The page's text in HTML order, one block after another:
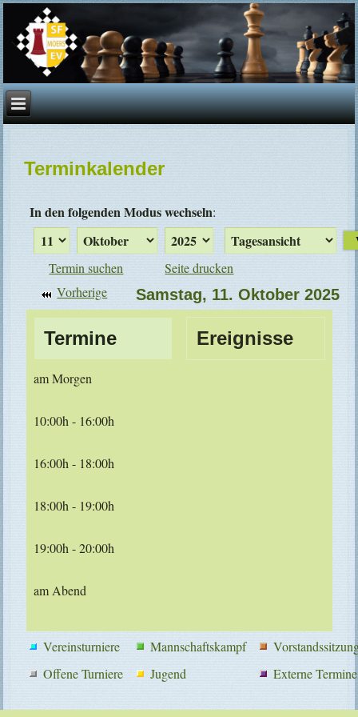
Terminkalender
In den folgenden Modus wechseln:
Termin suchen
Seite drucken
Vorherige
Samstag, 11. Oktober 2025
Termine
am Morgen
10:00h - 16:00h
16:00h - 18:00h
18:00h - 19:00h
19:00h - 20:00h
am Abend
Ereignisse
Vereinsturniere Mannschaftskampf
Offene Turniere
Jugend Externe Termine